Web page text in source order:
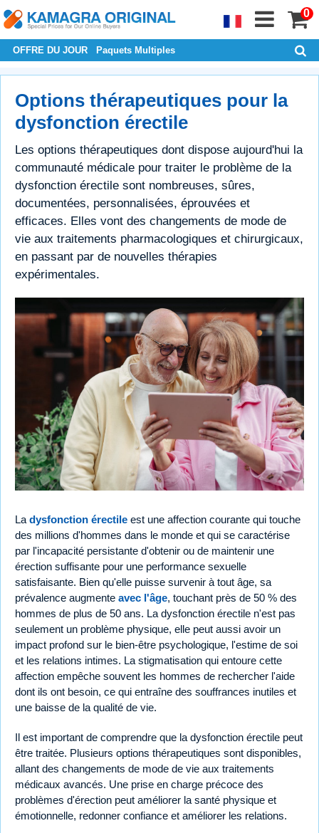
0
OFFRE DU JOUR Paquets Multiples
Options thérapeutiques pour la
dysfonction érectile
Les options thérapeutiques dont dispose aujourd'hui la
communauté médicale pour traiter le problème de la
dysfonction érectile sont nombreuses, sûres,
documentées, personnalisées, éprouvées et
efficaces. Elles vont des changements de mode de
vie aux traitements pharmacologiques et chirurgicaux,
en passant par de nouvelles thérapies
expérimentales.
La dysfonction érectile est une affection courante qui touche
des millions d'hommes dans le monde et qui se caractérise
par l'incapacité persistante d'obtenir ou de maintenir une
érection suffisante pour une performance sexuelle
satisfaisante. Bien qu'elle puisse survenir à tout âge, sa
prévalence augmente avec l'âge, touchant près de 50 % des
hommes de plus de 50 ans. La dysfonction érectile n'est pas
seulement un problème physique, elle peut aussi avoir un
impact profond sur le bien-être psychologique, l'estime de soi
et les relations intimes. La stigmatisation qui entoure cette
affection empêche souvent les hommes de rechercher l'aide
dont ils ont besoin, ce qui entraîne des souffrances inutiles et
une baisse de la qualité de vie.
Il est important de comprendre que la dysfonction érectile peut
être traitée. Plusieurs options thérapeutiques sont disponibles,
allant des changements de mode de vie aux traitements
médicaux avancés. Une prise en charge précoce des
problèmes d'érection peut améliorer la santé physique et
émotionnelle, redonner confiance et améliorer les relations.